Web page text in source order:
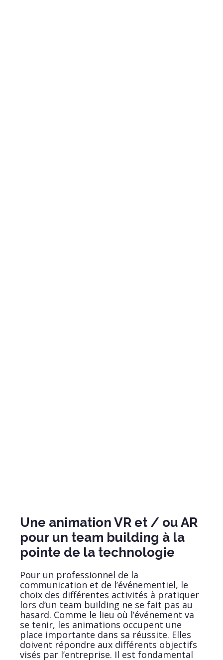
Une animation VR et / ou AR
pour un team building à la
pointe de la technologie
Pour un professionnel de la
communication et de l’événementiel, le
choix des différentes activités à pratiquer
lors d’un team building ne se fait pas au
hasard. Comme le lieu où l’événement va
se tenir, les animations occupent une
place importante dans sa réussite. Elles
doivent répondre aux différents objectifs
visés par l’entreprise. Il est fondamental